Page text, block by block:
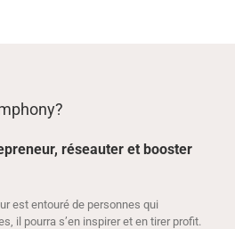
réseauter et booster
est entouré de personnes qui
il pourra s’en inspirer et en tirer profit.